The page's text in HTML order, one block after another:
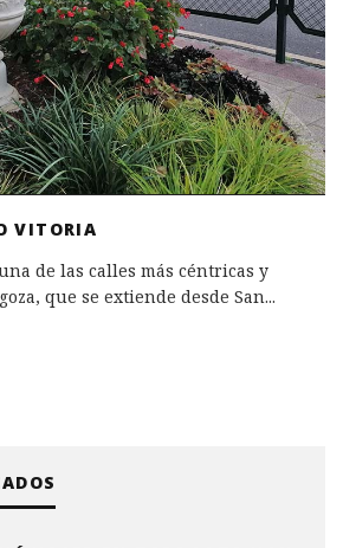
VITORIA
de las calles más céntricas y
que se extiende desde San...